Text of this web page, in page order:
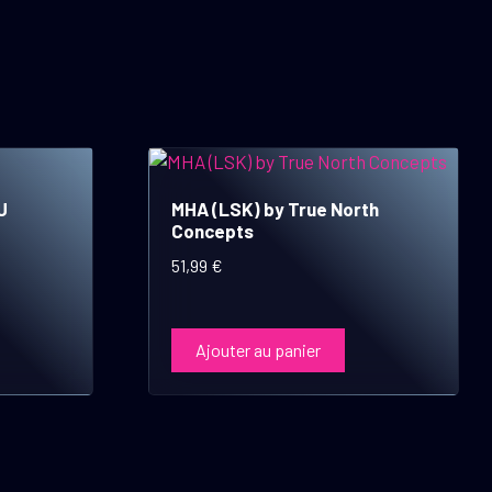
MHA (LSK) by True North
Concepts
51,99 €
Ajouter au panier